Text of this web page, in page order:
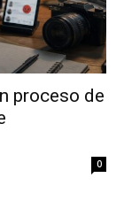
proceso de
0